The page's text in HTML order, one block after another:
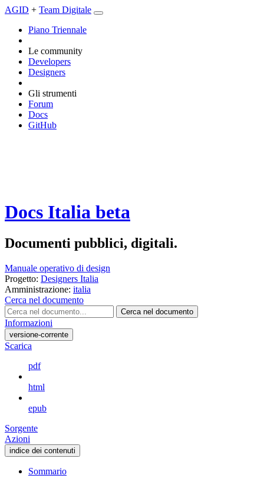
AGID + Team Digitale
Piano Triennale
Le community
Developers
Designers
Gli strumenti
Forum
Docs
GitHub
Docs Italia beta
Documenti pubblici, digitali.
Manuale operativo di design
Progetto: Designers Italia
Amministrazione: italia
Cerca nel documento
Cerca nel documento
Informazioni
versione-corrente
Scarica
pdf
html
epub
Sorgente
Azioni
indice dei contenuti
Sommario